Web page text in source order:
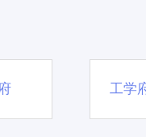
工学